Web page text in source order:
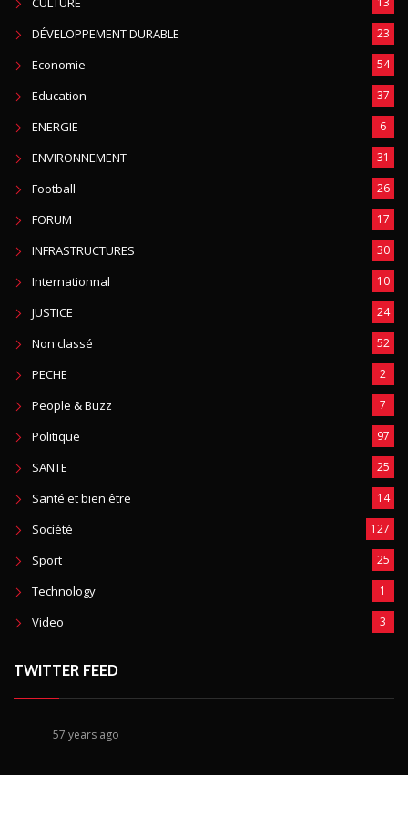
DÉVELOPPEMENT DURABLE 23
Economie 54
Education 37
ENERGIE 6
ENVIRONNEMENT 31
Football 26
FORUM 17
INFRASTRUCTURES 30
Internationnal 10
JUSTICE 24
Non classé 52
PECHE 2
People & Buzz 7
Politique 97
SANTE 25
Santé et bien être 14
Société 127
Sport 25
Technology 1
Video 3
TWITTER FEED
57 years ago